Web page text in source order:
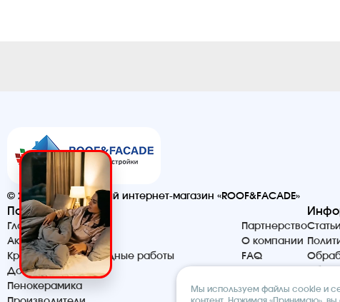
© 2026. Строительный интернет-магазин «ROOF&FACADE»
Помощь
Главная
Акции и скидки
Кровельные и фасадные работы
Доставка и оплата
Партнерство
О компании
FAQ
Пенокерамика
Статьи
Мы используем файлы cookie и
контент. Нажимая «Принимаю»,